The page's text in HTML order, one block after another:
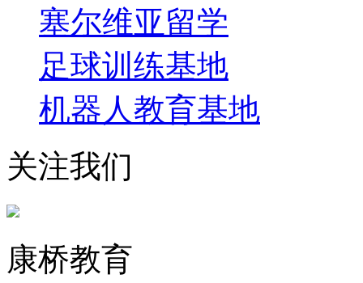
塞尔维亚留学
足球训练基地
机器人教育基地
关注我们
康桥教育